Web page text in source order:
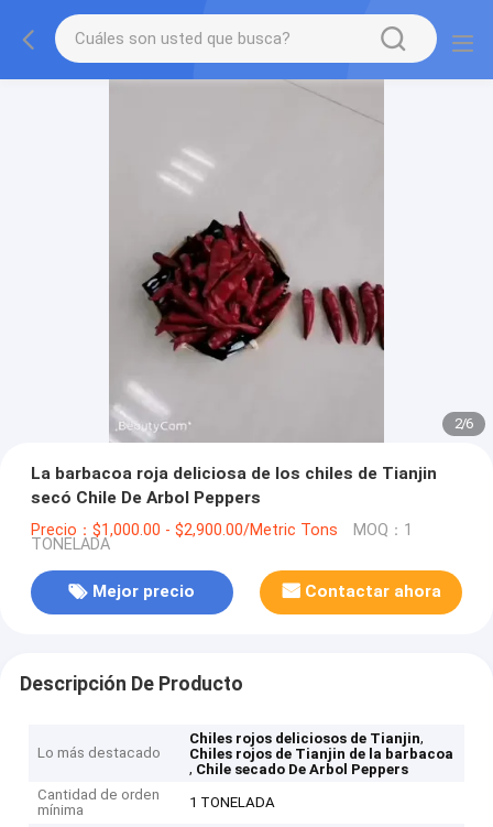
2/6
La barbacoa roja deliciosa de los chiles de Tianjin
secó Chile De Arbol Peppers
Precio：$1,000.00 - $2,900.00/Metric Tons MOQ：1
TONELADA
Mejor precio Contactar ahora
Descripción De Producto
Lo más destacado
Chiles rojos deliciosos de Tianjin,
Chiles rojos de Tianjin de la barbacoa
, Chile secado De Arbol Peppers
Cantidad de orden
mínima
1 TONELADA